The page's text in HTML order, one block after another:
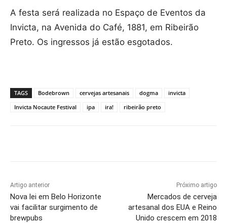
A festa será realizada no Espaço de Eventos da
Invicta, na Avenida do Café, 1881, em Ribeirão
Preto. Os ingressos já estão esgotados.
TAGS Bodebrown cervejas artesanais dogma
invicta
Invicta Nocaute Festival
ipa ira! ribeirão preto
Artigo anterior
Nova lei em Belo Horizonte
vai facilitar surgimento de
brewpubs
Próximo artigo
Mercados de cerveja
artesanal dos EUA e Reino
Unido crescem em 2018